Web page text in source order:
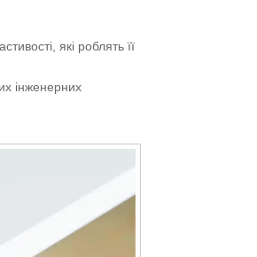
які роблять її
інженерних